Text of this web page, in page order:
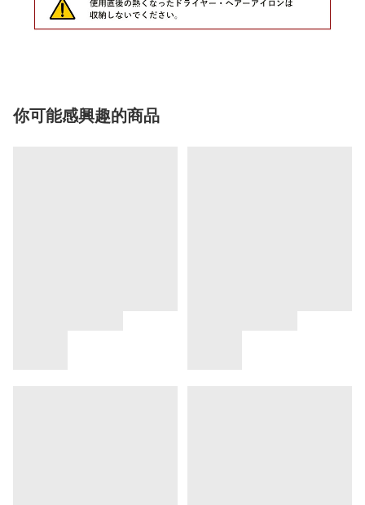
你可能感興趣的商品